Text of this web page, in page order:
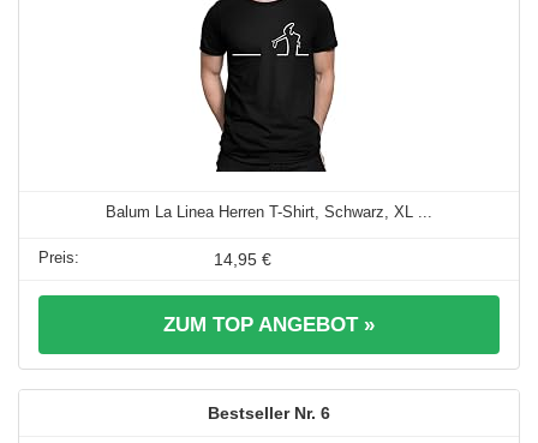
Balum La Linea Herren T-Shirt, Schwarz, XL ...
14,95 €
ZUM TOP ANGEBOT »
6